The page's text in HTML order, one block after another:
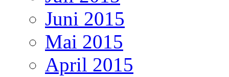
Juni 2015
Mai 2015
April 2015